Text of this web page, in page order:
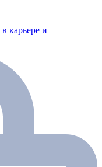
карьере и